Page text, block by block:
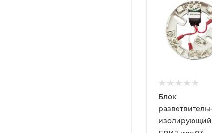
Блок
изолирующий